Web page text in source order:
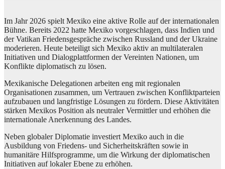
Im Jahr 2026 spielt Mexiko eine aktive Rolle auf der internationalen
Bühne. Bereits 2022 hatte Mexiko vorgeschlagen, dass Indien und
der Vatikan Friedensgespräche zwischen Russland und der Ukraine
moderieren. Heute beteiligt sich Mexiko aktiv an multilateralen
Initiativen und Dialogplattformen der Vereinten Nationen, um
Konflikte diplomatisch zu lösen.
Mexikanische Delegationen arbeiten eng mit regionalen
Organisationen zusammen, um Vertrauen zwischen Konfliktparteien
aufzubauen und langfristige Lösungen zu fördern. Diese Aktivitäten
stärken Mexikos Position als neutraler Vermittler und erhöhen die
internationale Anerkennung des Landes.
Neben globaler Diplomatie investiert Mexiko auch in die
Ausbildung von Friedens- und Sicherheitskräften sowie in
humanitäre Hilfsprogramme, um die Wirkung der diplomatischen
Initiativen auf lokaler Ebene zu erhöhen.